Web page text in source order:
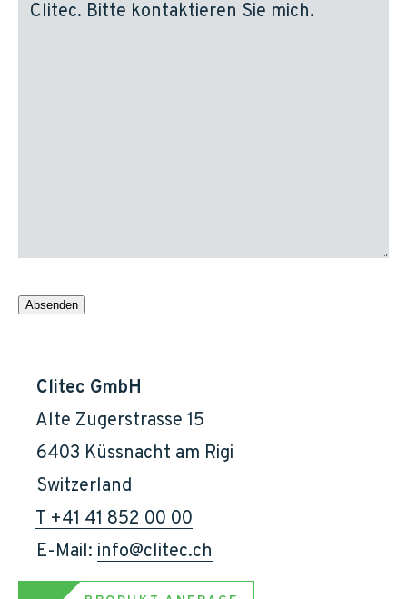
Clitec GmbH
    Alte Zugerstrasse 15
    6403 Küssnacht am Rigi
    Switzerland
T +41 41 852 00 00
    E-Mail:
info@clitec.ch